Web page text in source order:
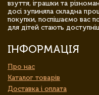
взуття, іграшки та
досі зупиняла складна
покупки, поспішаємо вас
для дітей стають
ІНФОРМАЦІЯ
Про нас
Каталог товарів
Доставка і оплата